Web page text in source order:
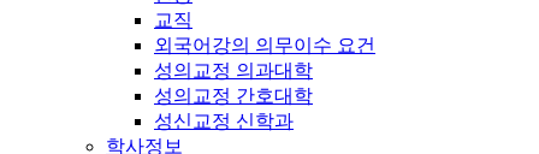
교직
외국어강의 의무이수 요건
성의교정 의과대학
성의교정 간호대학
성신교정 신학과
학사정보